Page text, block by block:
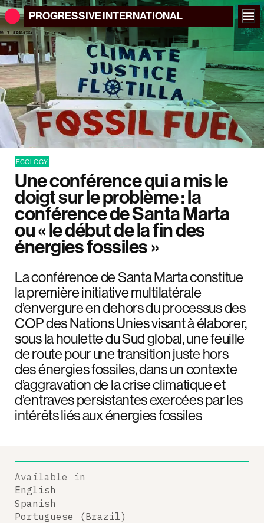
PROGRESSIVEINTERNATIONAL
ECOLOGY
Une conférence qui a mis le
doigt sur le problème : la
conférence de Santa Marta
ou « le début de la fin des
énergies fossiles »
La conférence de Santa Marta constitue
la première initiative multilatérale
d’envergure en dehors du processus des
COP des Nations Unies visant à élaborer,
sous la houlette du Sud global, une feuille
de route pour une transition juste hors
des énergies fossiles, dans un contexte
d’aggravation de la crise climatique et
d’entraves persistantes exercées par les
intérêts liés aux énergies fossiles
Available in
English
Spanish
Portuguese (Brazil)